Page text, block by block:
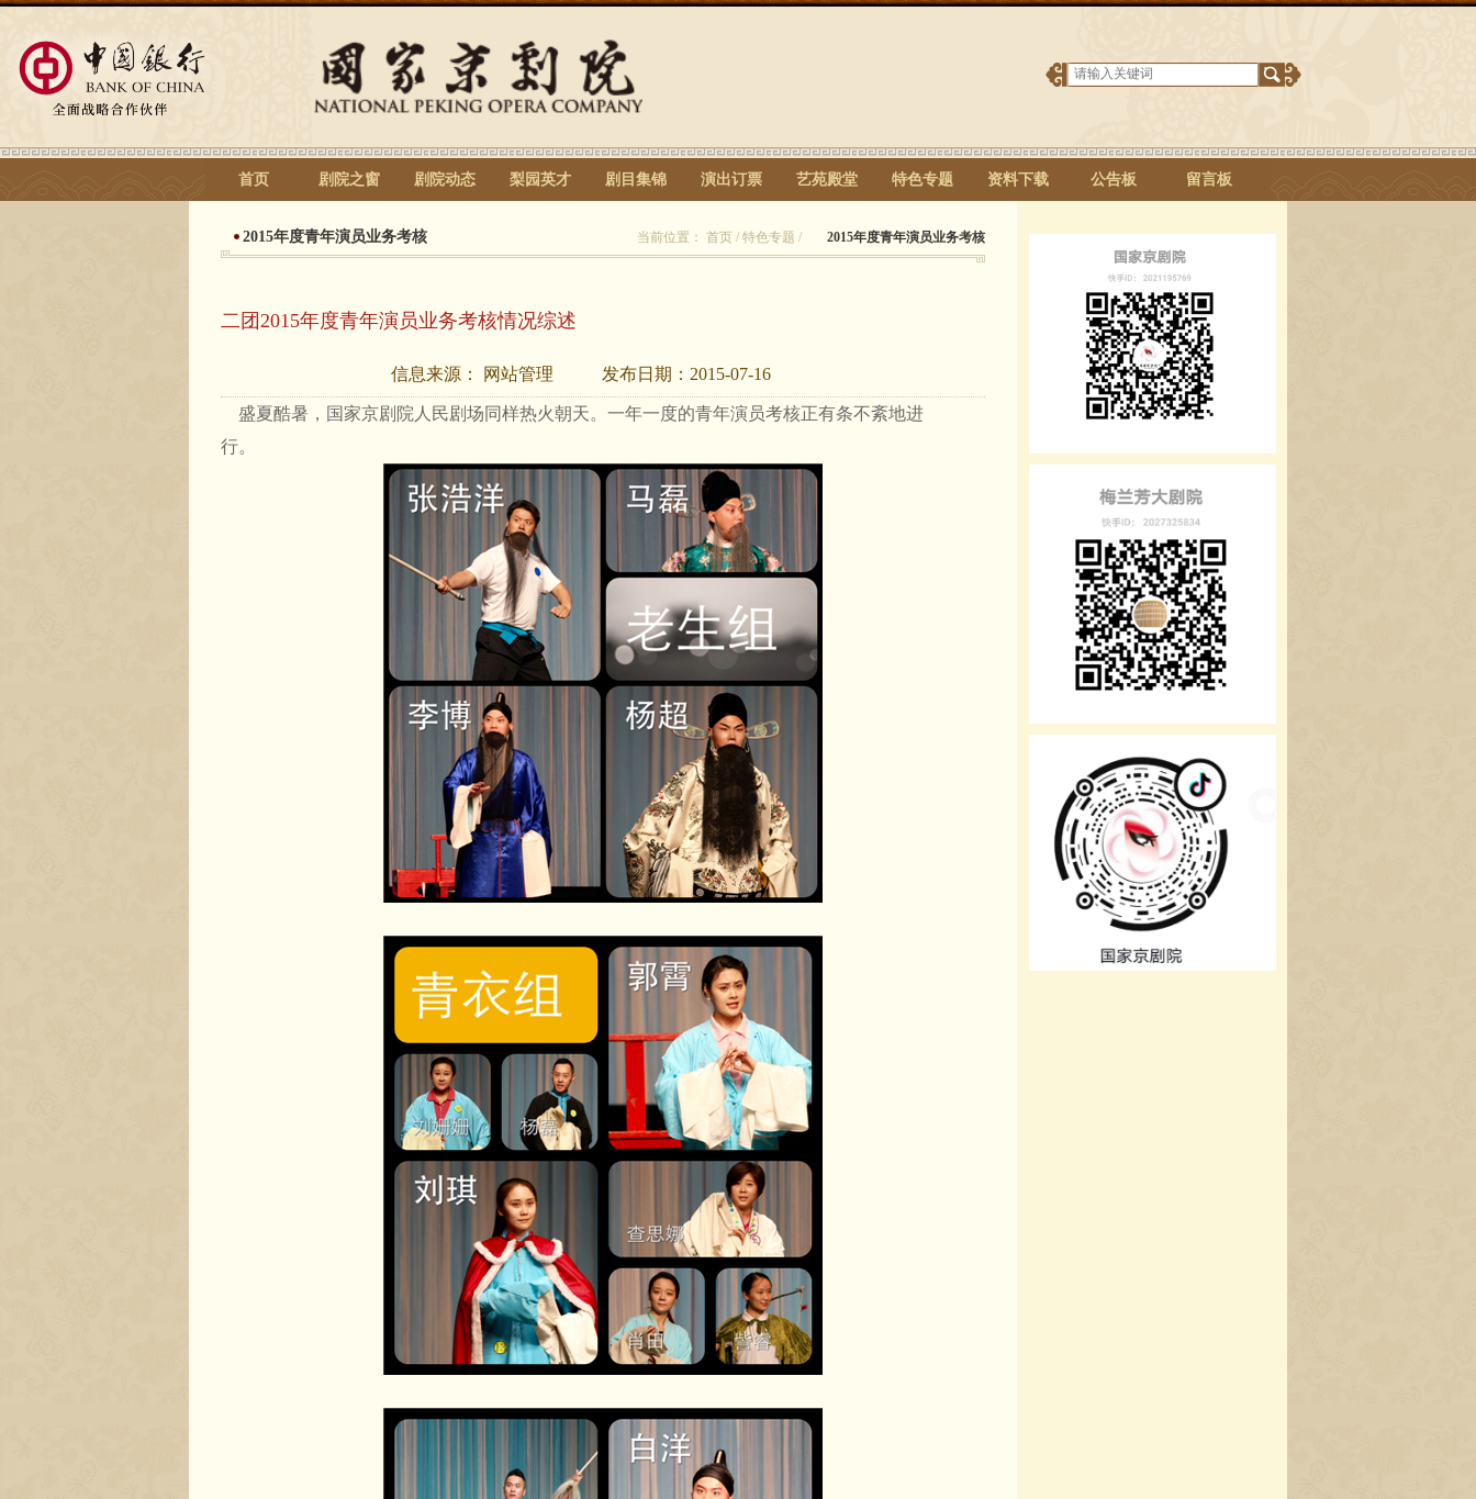
首页 剧院之窗 剧院动态 梨园英才 剧目集锦 演出订票 艺苑殿堂 特色专题 资料下载 公告板 留言板
2015年度青年演员业务考核 当前位置： 首页 / 特色专题 / 2015年度青年演员业务考核
二团2015年度青年演员业务考核情况综述
信息来源： 网站管理 发布日期： 2015-07-16
盛夏酷暑，国家京剧院人民剧场同样热火朝天。一年一度的青年演员考核正有条不紊地进
行。